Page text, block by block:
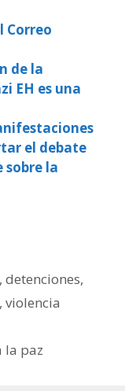
Correo
de la
EH es una
el debate
sobre la
,detenciones,
, violencia
la paz